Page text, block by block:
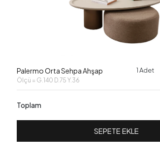
Palermo Orta Sehpa Ahşap
Ölçü = G.140 D.75 Y.36
1 Adet
Toplam
SEPETE EKLE